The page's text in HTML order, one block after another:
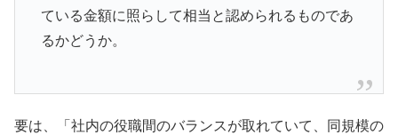
ている金額に照らして相当と認められるものであ
るかどうか。
要は、「社内の役職間のバランスが取れていて、同規模の